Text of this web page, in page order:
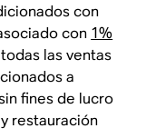
con
con 1%
las ventas
a
fines de lucro
restauración